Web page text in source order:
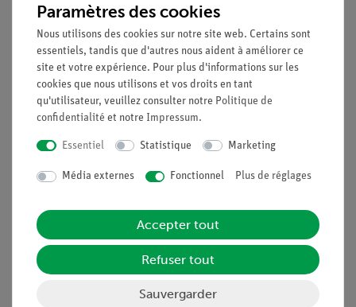
Article n° :
La bougie à l'envers
Article n° :
Paramètres des cookies
Nous utilisons des cookies sur notre site web. Certains sont
essentiels, tandis que d'autres nous aident à améliorer ce
site et votre expérience. Pour plus d'informations sur les
cookies que nous utilisons et vos droits en tant
qu'utilisateur, veuillez consulter notre Politique de
confidentialité et notre Impressum.
Essentiel Statistique Marketing
Média externes Fonctionnel Plus de réglages
Accepter tout
Refuser tout
Sauvergarder